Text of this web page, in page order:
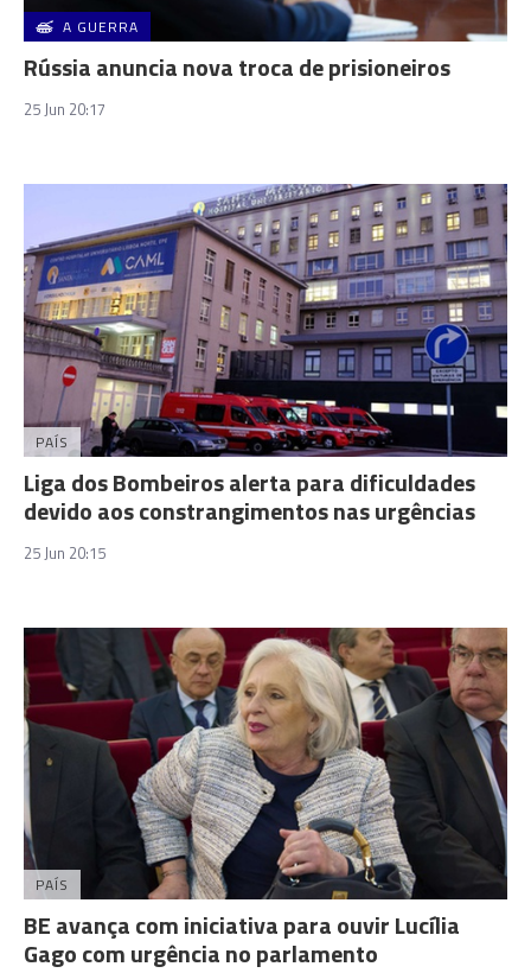
A GUERRA
Rússia anuncia nova troca de prisioneiros
25 Jun 20:17
PAÍS
Liga dos Bombeiros alerta para dificuldades
devido aos constrangimentos nas urgências
25 Jun 20:15
PAÍS
BE avança com iniciativa para ouvir Lucília
Gago com urgência no parlamento